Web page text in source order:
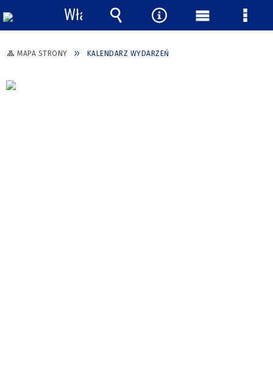
MAPA STRONY KALENDARZ WYDARZEŃ
Włącz
powiadomienia
Wyszukiwarka
Narzędzia
Menu Menu